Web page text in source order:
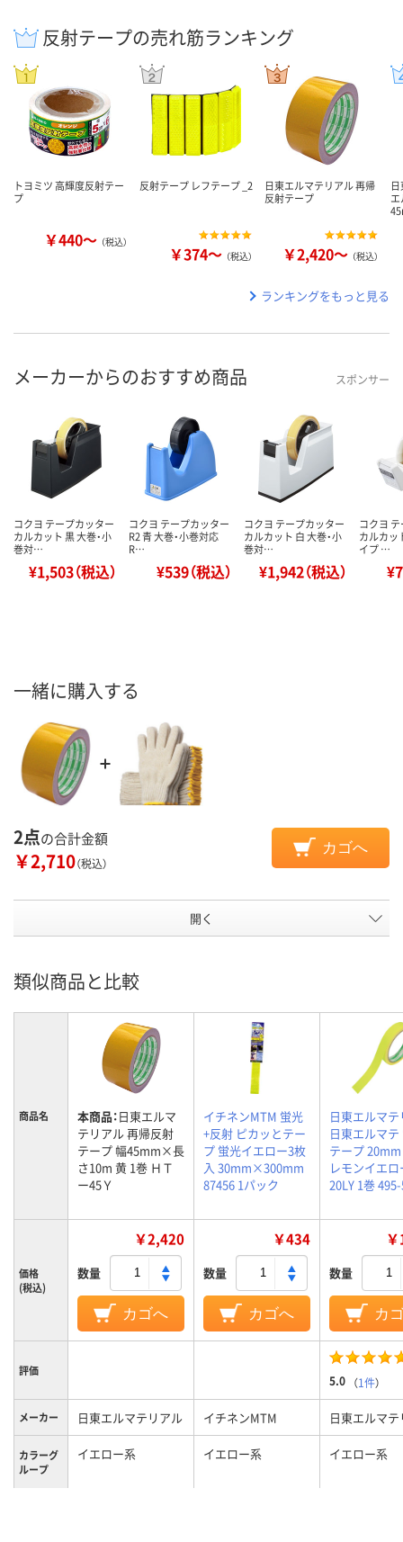
反射テープの売れ筋ランキング
トヨミツ 高輝度反射テー
プ
￥440～ （税込）
反射テープ レフテープ _2
￥374～ （税込）
日東エルマテリアル 再帰
反射テープ
￥2,420～ （税込）
ランキングをもっと見る
メーカーからのおすすめ商品 スポンサー
コクヨ テープカッター
カルカット 黒 大巻・小
巻対…
¥1,503（税込）
コクヨ テープカッター
R2 青 大巻・小巻対応
R…
¥539（税込）
コクヨ テープカッター
カルカット 白 大巻・小
巻対…
¥1,942（税込）
コクヨ
カルカッ
イプ …
一緒に購入する
2点の合計金額
￥2,710（税込）
カゴへ
開く
類似商品と比較
商品名 本商品：日東エルマ
テリアル 再帰反射
テープ 幅45mm×長
さ10m 黄 1巻 ＨＴ
ー45Ｙ
イチネンMTM 蛍光
+反射 ピカッとテー
プ 蛍光イエロー3枚
入 30mm×300mm
87456 1パック
日東エルマ
日東エルマテ
テープ
レモンイエ
20LY 1巻
価格
(税込)
￥2,420
数量
カゴへ
￥434
数量
カゴへ
数量
カ
評価
5.0 （1件）
メーカー 日東エルマテリアル イチネンMTM 日東エルマ
カラーグ
ループ
イエロー系 イエロー系 イエロー系